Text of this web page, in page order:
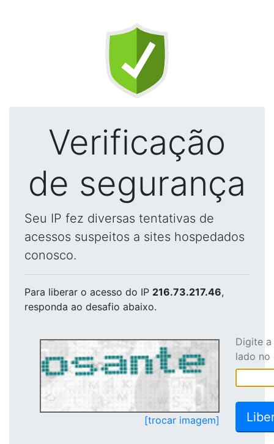
Verificação
de segurança
Seu IP fez diversas tentativas de
acessos suspeitos a sites hospedados
conosco.
Para liberar o acesso do IP 216.73.217.46,
responda ao desafio abaixo.
[trocar imagem]
Digite
lado no